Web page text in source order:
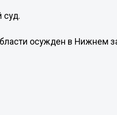
суд.
осужден в Нижнем